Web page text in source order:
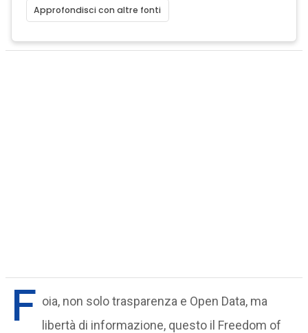
Approfondisci con altre fonti
F oia, non solo trasparenza e Open Data, ma
libertà di informazione, questo il Freedom of